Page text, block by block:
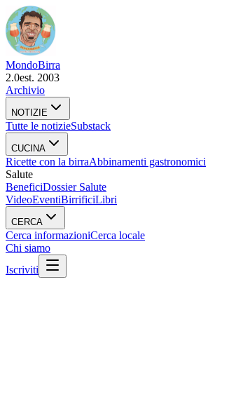
MondoBirra
2.0est. 2003
Archivio
NOTIZIE
Tutte le notizieSubstack
CUCINA
Ricette con la birraAbbinamenti gastronomici
Salute
BeneficiDossier Salute
VideoEventiBirrificiLibri
CERCA
Cerca informazioniCerca locale
Chi siamo
Iscriviti